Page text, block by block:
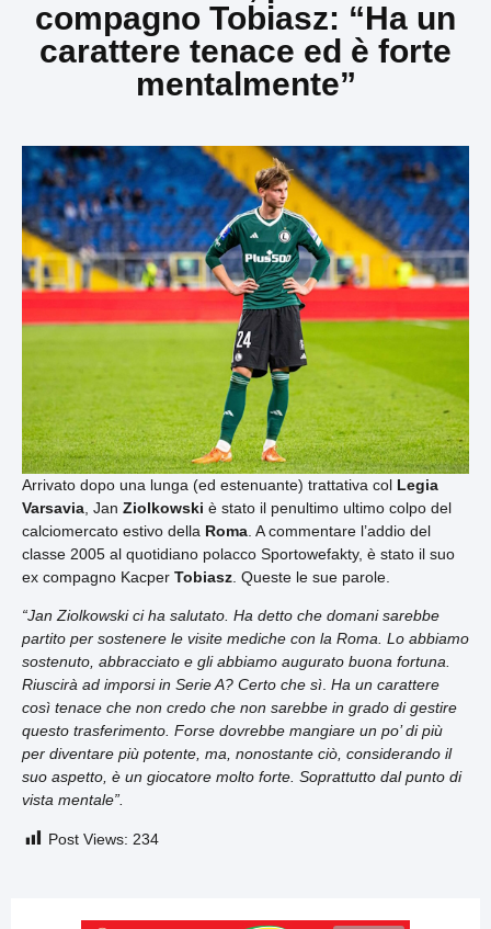
compagno Tobiasz: “Ha un
carattere tenace ed è forte
mentalmente”
Arrivato dopo una lunga (ed estenuante) trattativa col Legia
Varsavia , Jan Ziolkowski è stato il penultimo ultimo colpo del
calciomercato estivo della Roma . A commentare l’addio del
classe 2005 al quotidiano polacco Sportowefakty, è stato il suo
ex compagno Kacper Tobiasz . Queste le sue parole.
“Jan Ziolkowski ci ha salutato. Ha detto che domani sarebbe
partito per sostenere le visite mediche con la Roma. Lo abbiamo
sostenuto, abbracciato e gli abbiamo augurato buona fortuna.
Riuscirà ad imporsi in Serie A? Certo che sì. Ha un carattere
così tenace che non credo che non sarebbe in grado di gestire
questo trasferimento. Forse dovrebbe mangiare un po’ di più
per diventare più potente, ma, nonostante ciò, considerando il
suo aspetto, è un giocatore molto forte. Soprattutto dal punto di
vista mentale”.
Post Views: 234